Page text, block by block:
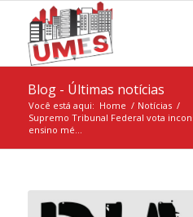
Blog - Últimas notícias
Você está aqui: Home / Notícias /
Supremo Tribunal Federal vota
ensino mé...